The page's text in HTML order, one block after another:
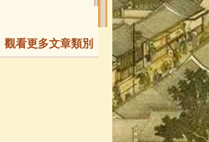
觀看更多文章類別